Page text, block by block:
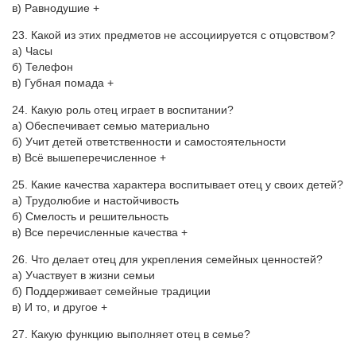
в) Равнодушие +
23. Какой из этих предметов не ассоциируется с отцовством?
а) Часы
б) Телефон
в) Губная помада +
24. Какую роль отец играет в воспитании?
а) Обеспечивает семью материально
б) Учит детей ответственности и самостоятельности
в) Всё вышеперечисленное +
25. Какие качества характера воспитывает отец у своих детей?
а) Трудолюбие и настойчивость
б) Смелость и решительность
в) Все перечисленные качества +
26. Что делает отец для укрепления семейных ценностей?
а) Участвует в жизни семьи
б) Поддерживает семейные традиции
в) И то, и другое +
27. Какую функцию выполняет отец в семье?